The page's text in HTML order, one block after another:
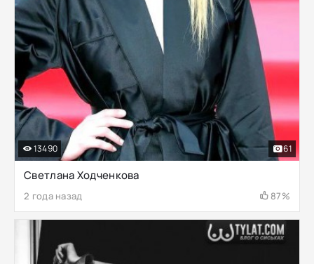
Светлана Ходченкова
2 года назад 87%
13490 61